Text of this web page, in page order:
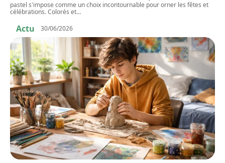
pastel s'impose comme un choix incontournable pour orner les fêtes et
célébrations. Colorés et…
Actu 30/06/2026